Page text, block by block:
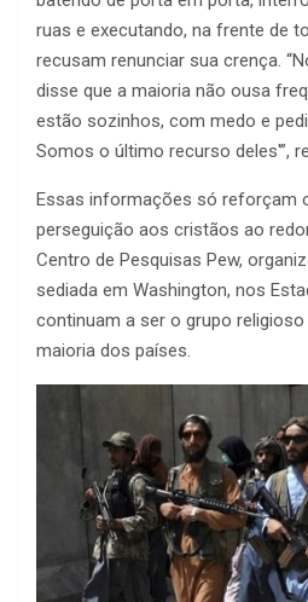
ruas e executando, na frente de
recusam renunciar sua crença.
disse que a maioria não ousa
estão sozinhos, com medo e
Somos o último recurso deles'”,
Essas informações só reforçam
perseguição aos cristãos ao
Centro de Pesquisas Pew,
sediada em Washington, nos
continuam a ser o grupo
maioria dos países.